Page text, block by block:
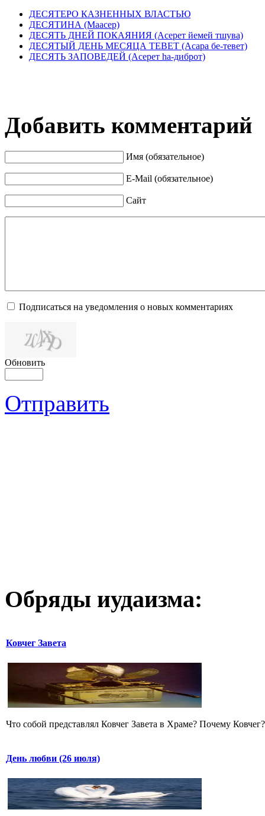
ДЕСЯТЕРО КАЗНЕННЫХ ВЛАСТЬЮ
ДЕСЯТИНА (Маасер)
ДЕСЯТЬ ДНЕЙ ПОКАЯНИЯ (Асерет йемей тшува)
ДЕСЯТЫЙ ДЕНЬ МЕСЯЦА ТЕВЕТ (Асара бе-тевет)
ДЕСЯТЬ ЗАПОВЕДЕЙ (Асерет hа-диброт)
Добавить комментарий
Имя (обязательное)
E-Mail (обязательное)
Сайт
Подписаться на уведомления о новых комментариях
Обновить
Отправить
Обряды иудаизма:
Ковчег Завета
Что собой представлял Ковчег Завета в Храме? Почему
День любви (26 июля)